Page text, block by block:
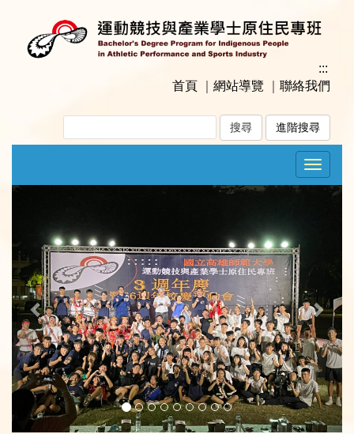
:::
首頁
網站導覽 聯絡我們
進階搜尋
Toggle
Next